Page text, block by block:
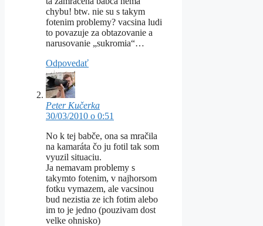
chybu! btw. nie su s takym
fotenim problemy? vacsina ludi
to povazuje za obtazovanie a
narusovanie „sukromia“…
Odpovedať
Peter Kučerka
30/03/2010 o 0:51
No k tej babče, ona sa mračila
na kamaráta čo ju fotil tak som
vyuzil situaciu.
Ja nemavam problemy s
takymto fotenim, v najhorsom
fotku vymazem, ale vacsinou
bud nezistia ze ich fotim alebo
im to je jedno (pouzivam dost
velke ohnisko)